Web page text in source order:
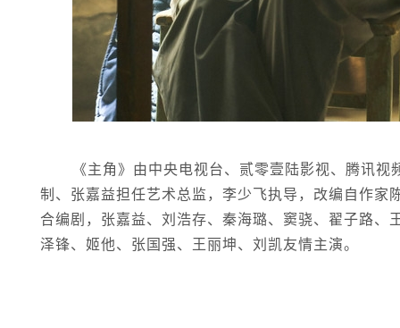
《主角》由中央电视台、贰零壹陆影视、腾讯
制、张嘉益担任艺术总监，李少飞执导，改编自作
合编剧，张嘉益、刘浩存、秦海璐、窦骁、翟子路
泽锋、姬他、张国强、王丽坤、刘凯友情主演。